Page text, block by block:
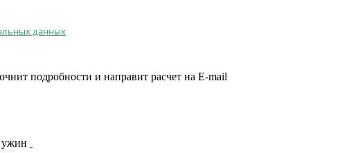
данных
подробности и направит расчет на E-mail
ужин